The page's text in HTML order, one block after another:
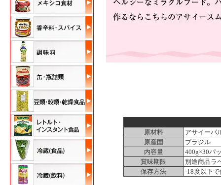
原材料
アサイーパ
原産国
ブラジル
内容量
400g×30パ
賞味期限
別途商品ラ
保存方法
-18度以下